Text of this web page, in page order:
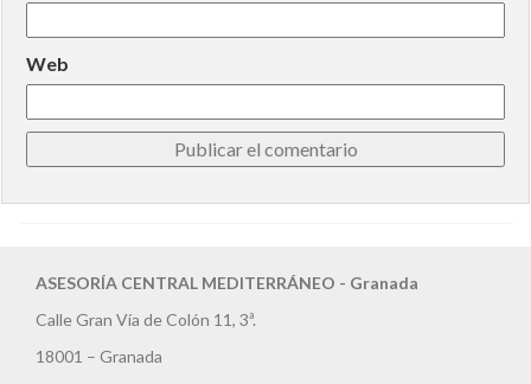
Web
ASESORÍA CENTRAL MEDITERRÁNEO - Granada
Calle Gran Vía de Colón 11, 3ª.
18001 – Granada